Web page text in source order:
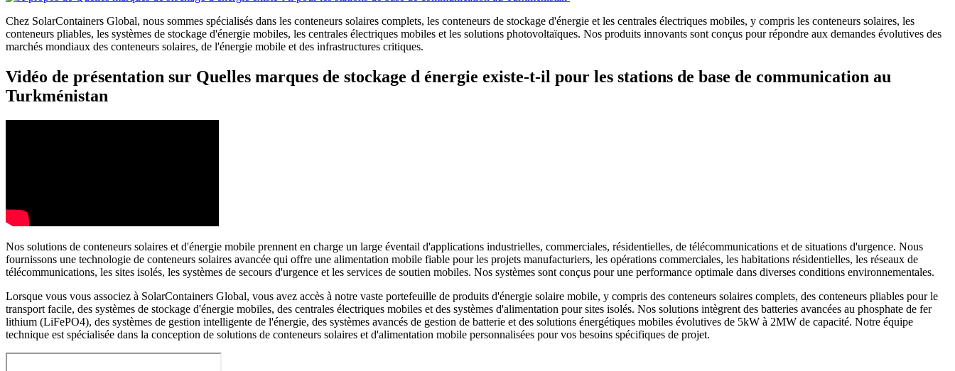
Chez SolarContainers Global, nous sommes spécialisés dans les conteneurs solaires complets, les conteneurs de stockage d'énergie et les centrales électriques mobiles, y compris les conteneurs solaires, les
conteneurs pliables, les systèmes de stockage d'énergie mobiles, les centrales électriques mobiles et les solutions photovoltaïques. Nos produits innovants sont conçus pour répondre aux demandes évolutives des
marchés mondiaux des conteneurs solaires, de l'énergie mobile et des infrastructures critiques.
Vidéo de présentation sur Quelles marques de stockage d énergie existe-t-il pour les stations de base de communication au
Turkménistan
Nos solutions de conteneurs solaires et d'énergie mobile prennent en charge un large éventail d'applications industrielles, commerciales, résidentielles, de télécommunications et de situations d'urgence. Nous
fournissons une technologie de conteneurs solaires avancée qui offre une alimentation mobile fiable pour les projets manufacturiers, les opérations commerciales, les habitations résidentielles, les réseaux de
télécommunications, les sites isolés, les systèmes de secours d'urgence et les services de soutien mobiles. Nos systèmes sont conçus pour une performance optimale dans diverses conditions environnementales.
Lorsque vous vous associez à SolarContainers Global, vous avez accès à notre vaste portefeuille de produits d'énergie solaire mobile, y compris des conteneurs solaires complets, des conteneurs pliables pour le
transport facile, des systèmes de stockage d'énergie mobiles, des centrales électriques mobiles et des systèmes d'alimentation pour sites isolés. Nos solutions intègrent des batteries avancées au phosphate de fer
lithium (LiFePO4), des systèmes de gestion intelligente de l'énergie, des systèmes avancés de gestion de batterie et des solutions énergétiques mobiles évolutives de 5kW à 2MW de capacité. Notre équipe
technique est spécialisée dans la conception de solutions de conteneurs solaires et d'alimentation mobile personnalisées pour vos besoins spécifiques de projet.